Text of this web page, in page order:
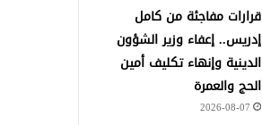
قرارات مفاجئة من كامل
إدريس.. إعفاء وزير الشؤون
الدينية وإنهاء تكليف أمين
الحج والعمرة
2026-08-07